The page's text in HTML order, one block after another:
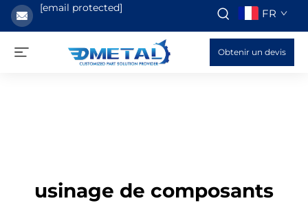
[email protected] FR
Obtenir un devis
usinage de composants